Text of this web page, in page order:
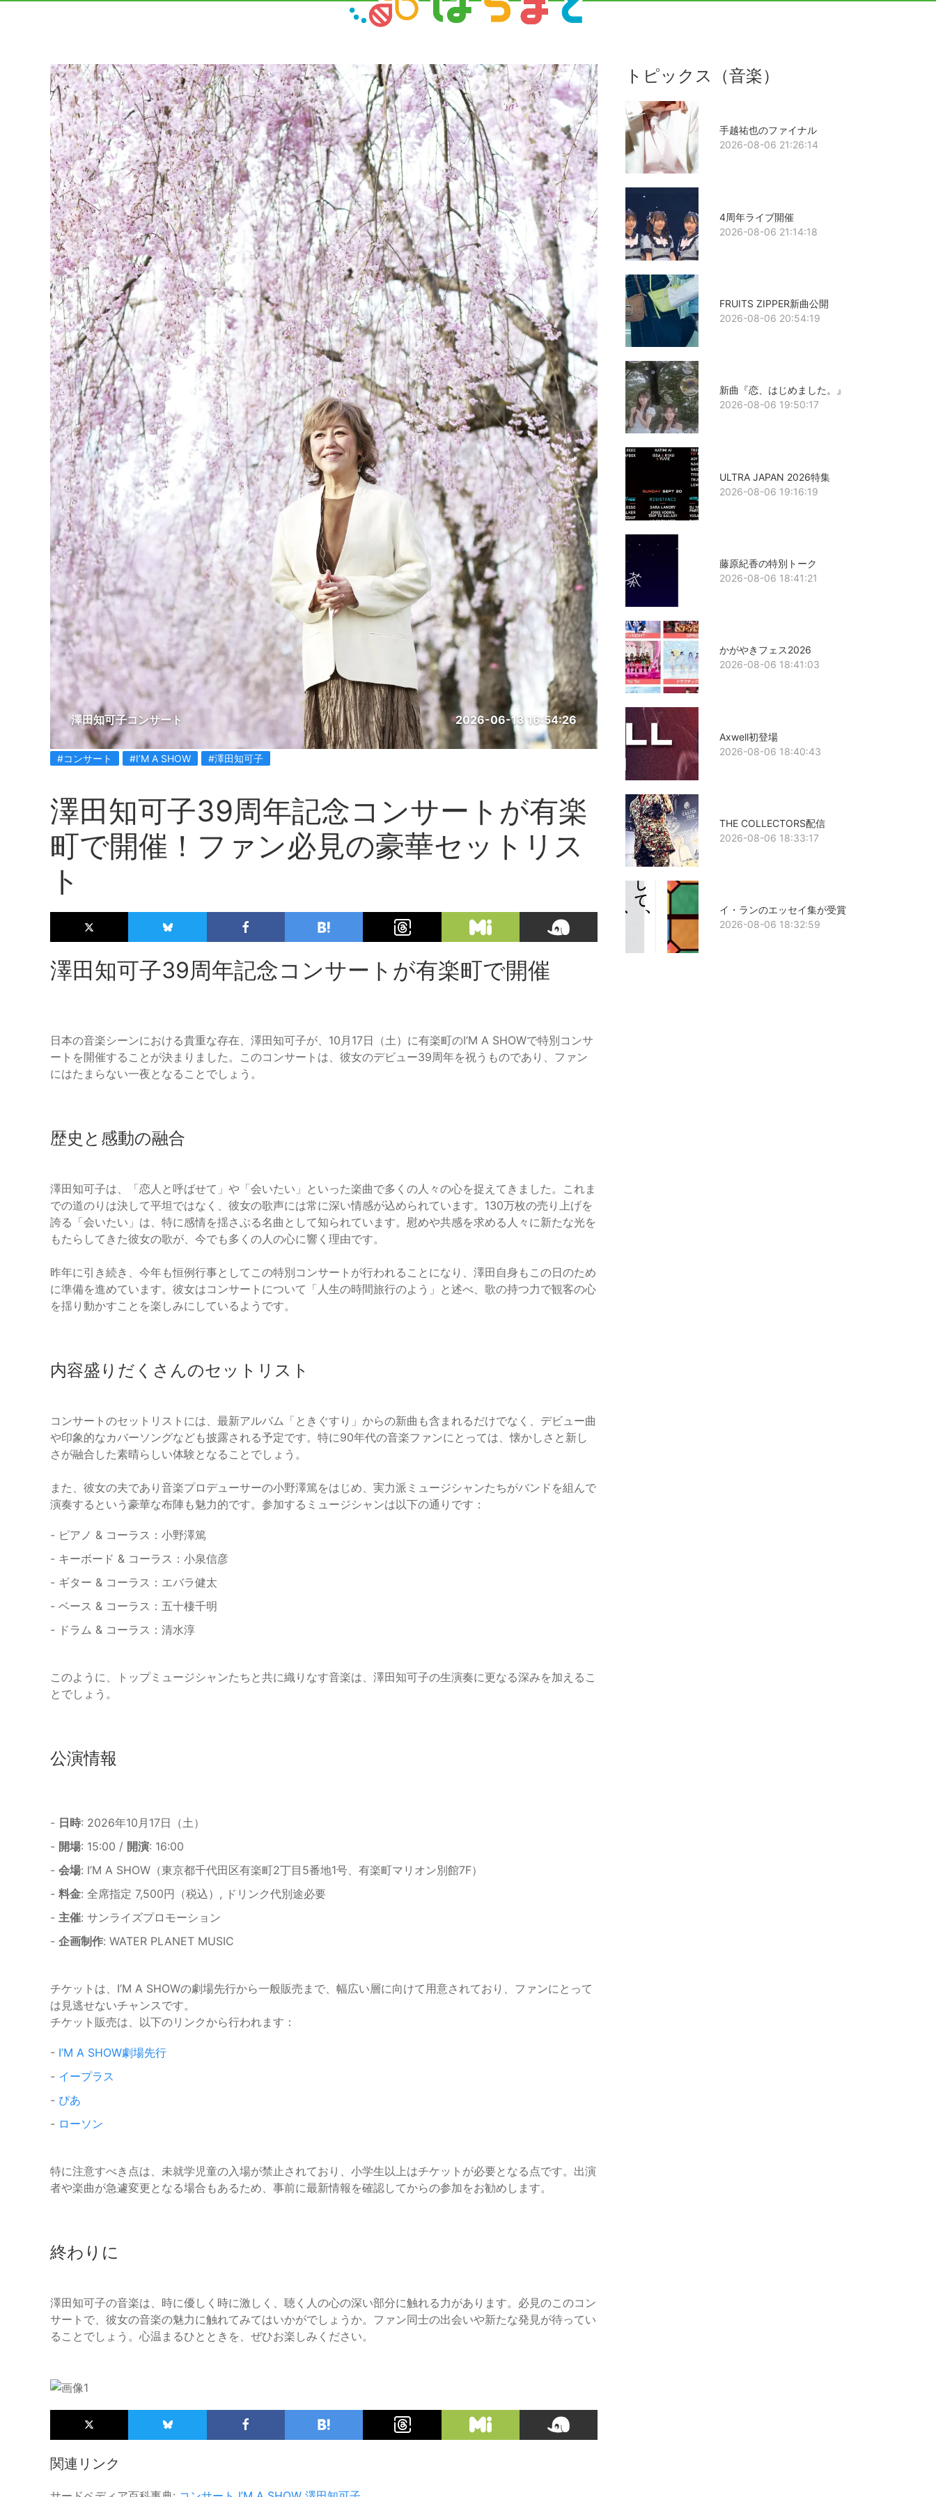
澤田知可子コンサート 2026-06-13 16:54:26
#コンサート #I’M A SHOW #澤田知可子
澤田知可子39周年記念コンサートが有楽
町で開催！ファン必見の豪華セットリス
ト
澤田知可子39周年記念コンサートが有楽町で開催
日本の音楽シーンにおける貴重な存在、澤田知可子が、10月17日（土）に有楽町のI’M A SHOWで特別コンサ
ートを開催することが決まりました。このコンサートは、彼女のデビュー39周年を祝うものであり、ファン
にはたまらない一夜となることでしょう。
歴史と感動の融合
澤田知可子は、「恋人と呼ばせて」や「会いたい」といった楽曲で多くの人々の心を捉えてきました。これま
での道のりは決して平坦ではなく、彼女の歌声には常に深い情感が込められています。130万枚の売り上げを
誇る「会いたい」は、特に感情を揺さぶる名曲として知られています。慰めや共感を求める人々に新たな光を
もたらしてきた彼女の歌が、今でも多くの人の心に響く理由です。
昨年に引き続き、今年も恒例行事としてこの特別コンサートが行われることになり、澤田自身もこの日のため
に準備を進めています。彼女はコンサートについて「人生の時間旅行のよう」と述べ、歌の持つ力で観客の心
を揺り動かすことを楽しみにしているようです。
内容盛りだくさんのセットリスト
コンサートのセットリストには、最新アルバム「ときぐすり」からの新曲も含まれるだけでなく、デビュー曲
や印象的なカバーソングなども披露される予定です。特に90年代の音楽ファンにとっては、懐かしさと新し
さが融合した素晴らしい体験となることでしょう。
また、彼女の夫であり音楽プロデューサーの小野澤篤をはじめ、実力派ミュージシャンたちがバンドを組んで
演奏するという豪華な布陣も魅力的です。参加するミュージシャンは以下の通りです：
- ピアノ & コーラス：小野澤篤
- キーボード & コーラス：小泉信彦
- ギター & コーラス：エバラ健太
- ベース & コーラス：五十棲千明
- ドラム & コーラス：清水淳
このように、トップミュージシャンたちと共に織りなす音楽は、澤田知可子の生演奏に更なる深みを加えるこ
とでしょう。
公演情報
- 日時: 2026年10月17日（土）
- 開場: 15:00 / 開演: 16:00
- 会場: I’M A SHOW（東京都千代田区有楽町2丁目5番地1号、有楽町マリオン別館7F）
- 料金: 全席指定 7,500円（税込）, ドリンク代別途必要
- 主催: サンライズプロモーション
- 企画制作: WATER PLANET MUSIC
チケットは、I’M A SHOWの劇場先行から一般販売まで、幅広い層に向けて用意されており、ファンにとって
は見逃せないチャンスです。
チケット販売は、以下のリンクから行われます：
- I’M A SHOW劇場先行
- イープラス
- ぴあ
- ローソン
特に注意すべき点は、未就学児童の入場が禁止されており、小学生以上はチケットが必要となる点です。出演
者や楽曲が急遽変更となる場合もあるため、事前に最新情報を確認してからの参加をお勧めします。
終わりに
澤田知可子の音楽は、時に優しく時に激しく、聴く人の心の深い部分に触れる力があります。必見のこのコン
サートで、彼女の音楽の魅力に触れてみてはいかがでしょうか。ファン同士の出会いや新たな発見が待ってい
ることでしょう。心温まるひとときを、ぜひお楽しみください。
関連リンク
トピックス（音楽）
手越祐也のファイナル
2026-08-06 21:26:14
4周年ライブ開催
2026-08-06 21:14:18
FRUITS ZIPPER新曲公開
2026-08-06 20:54:19
新曲『恋、はじめました。』
2026-08-06 19:50:17
ULTRA JAPAN 2026特集
2026-08-06 19:16:19
藤原紀香の特別トーク
2026-08-06 18:41:21
かがやきフェス2026
2026-08-06 18:41:03
Axwell初登場
2026-08-06 18:40:43
THE COLLECTORS配信
2026-08-06 18:33:17
イ・ランのエッセイ集が受賞
2026-08-06 18:32:59